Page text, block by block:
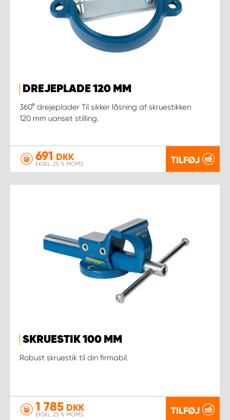
DREJEPLADE 120 MM
360° drejeplader Til sikker låsning af skruestikken
120 mm uanset stilling.
691 DKK
EKSKL. 25 % MOMS TILFØJ
SKRUESTIK 100 MM
Robust skruestik til din firmabil.
1 785 DKK
EKSKL. 25 % MOMS TILFØJ